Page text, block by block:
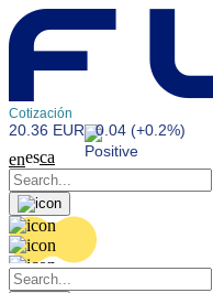
Cotización
20.36 EUR 0.04 (+0.2%)
enesca